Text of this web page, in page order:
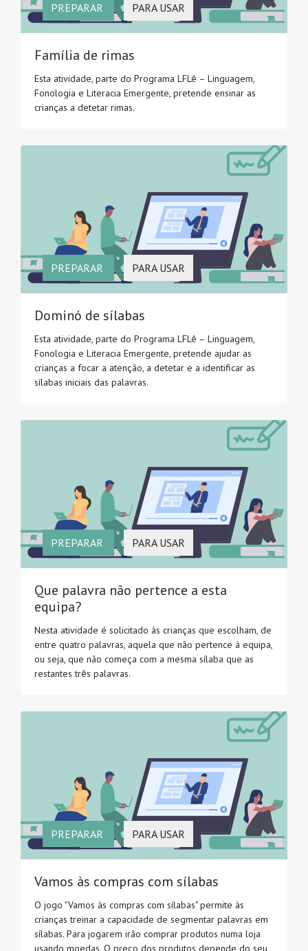
PREPARAR PARA USAR
Família de rimas
Esta atividade, parte do Programa LFLê – Linguagem,
Fonologia e Literacia Emergente, pretende ensinar as
crianças a detetar rimas.
PREPARAR PARA USAR
Dominó de sílabas
Esta atividade, parte do Programa LFLê – Linguagem,
Fonologia e Literacia Emergente, pretende ajudar as
crianças a focar a atenção, a detetar e a identificar as
sílabas iniciais das palavras.
PREPARAR PARA USAR
Que palavra não pertence a esta
equipa?
Nesta atividade é solicitado às crianças que escolham, de
entre quatro palavras, aquela que não pertence à equipa,
ou seja, que não começa com a mesma sílaba que as
restantes três palavras.
PREPARAR PARA USAR
Vamos às compras com sílabas
O jogo "Vamos às compras com sílabas" permite às
crianças treinar a capacidade de segmentar palavras em
sílabas. Para jogarem irão comprar produtos numa loja
usando moedas. O preço dos produtos depende do seu